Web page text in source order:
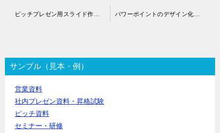
ゲ
ー
シ
サンプル（見本・例）
営業資料
社内プレゼン資料・昇格試験
ピッチ資料
セミナー・研修